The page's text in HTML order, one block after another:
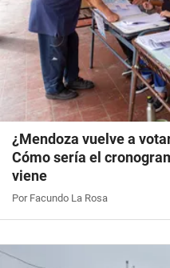
¿Mendoza vuelve a
Cómo sería el
viene
Por Facundo La Rosa